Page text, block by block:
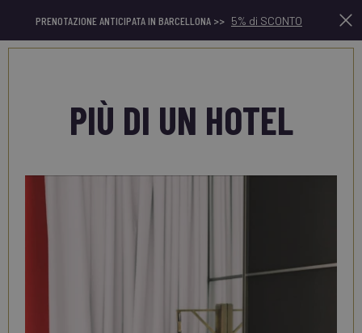
PRENOTAZIONE ANTICIPATA IN BARCELLONA >> 5% di SCONTO It
PIÙ DI UN HOTEL